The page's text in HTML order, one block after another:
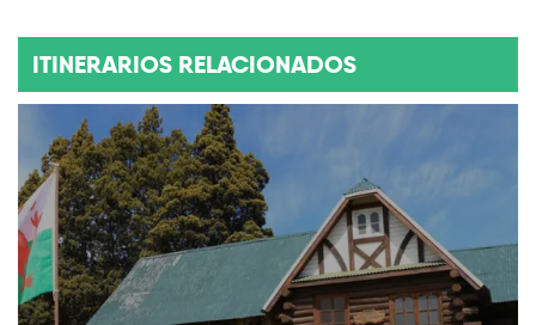
ITINERARIOS RELACIONADOS